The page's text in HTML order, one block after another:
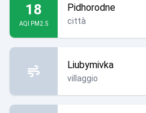
18
AQI PM2.5
Pidhorodne
città
Liubymivka
villaggio